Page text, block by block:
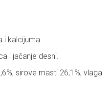
i kalcijuma.
i jačanje desni.
sirove masti 26,1%, vlaga